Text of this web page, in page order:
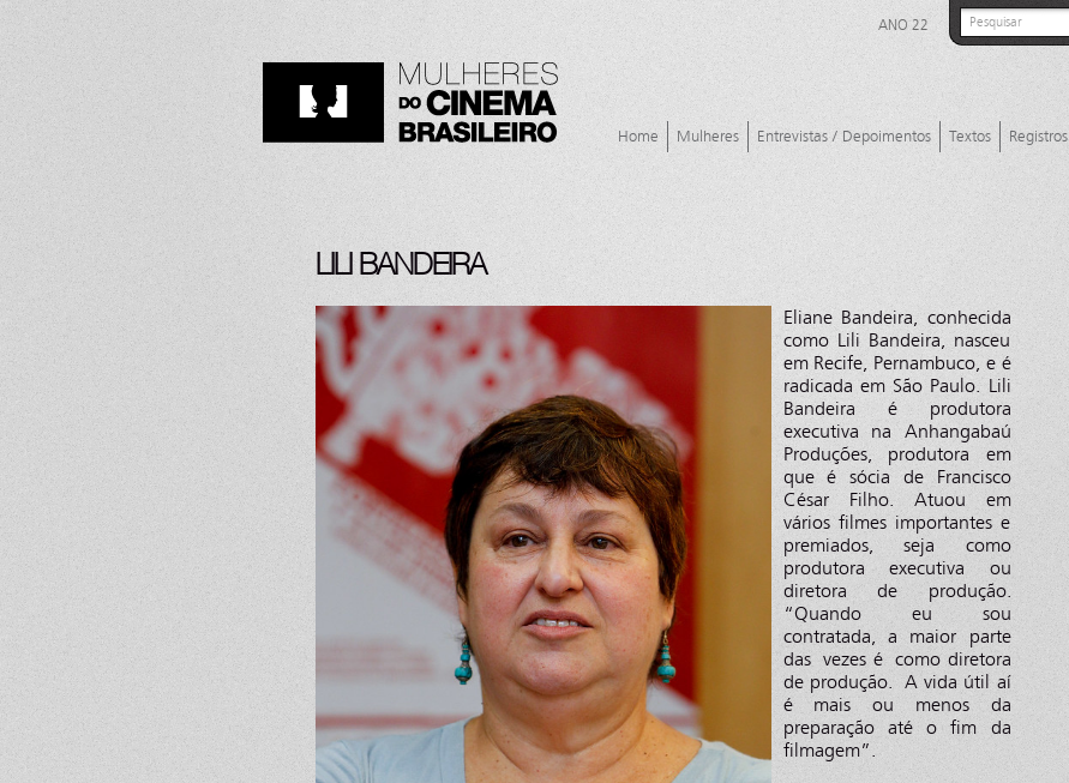
ANO 22
Home Mulheres Entrevistas / Depoimentos Textos Registros
LILI BANDEIRA
Eliane Bandeira, conhecida
como Lili Bandeira, nasceu
em Recife, Pernambuco, e é
radicada em São Paulo. Lili
Bandeira é produtora
executiva na Anhangabaú
Produções, produtora em
que é sócia de Francisco
César Filho. Atuou em
vários filmes importantes e
premiados, seja como
produtora executiva ou
diretora de produção.
“Quando eu sou
contratada, a maior parte
das vezes é como diretora
de produção. A vida útil aí
é mais ou menos da
preparação até o fim da
filmagem”.